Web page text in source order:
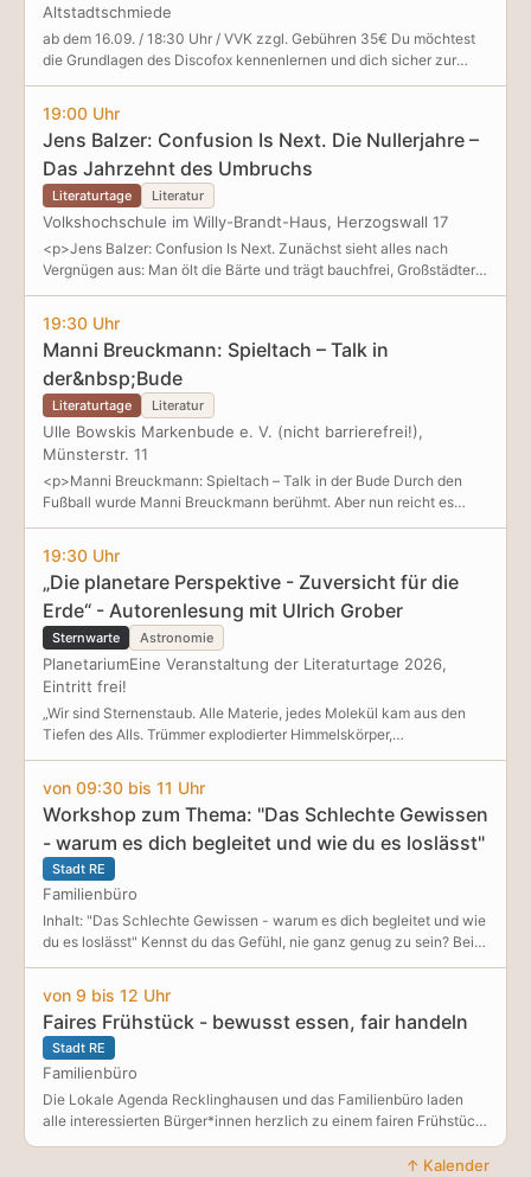
Altstadtschmiede
ab dem 16.09. / 18:30 Uhr / VVK zzgl. Gebühren 35€ Du möchtest
die Grundlagen des Discofox kennenlernen und dich sicher zur
Musik bewegen? Dann ist dieser Kurs genau das Richtige für dich!
In der Altstadtschmiede startet ein 10-teiliger Discofox-Kurs für
Anfänger*innen. Gemeinsam mit Tanzlehrer André lernst du Schritt
für Schritt die wichtigsten Grundschritte, einfache Figuren und das
sichere Führen und Folgen. Vorkenntnisse sind nicht erforderlich.
André verbindet seine Leidenschaft für Musik und Bewegung mit
viel Freude am Unterrichten. In entspannter Atmosphäre schafft er
einen Raum, in dem jede*r mitmachen, Neues ausprobieren und
einfach eine gute Zeit haben kann. Der Spaß am Tanzen steht
dabei immer im Vordergrund. Ob allein, mit Partner oder Partnerin,
alle sind herzlich willkommen. Die weiteren Termine: 16.09. 07.10.
21.10. 28.10. 04.11. 18.11. 02.12. 16.12. 06.01. 20.01
19:00 Uhr
Jens Balzer: Confusion Is Next. Die Nullerjahre –
Das Jahrzehnt des Umbruchs
Literaturtage Literatur
Volkshochschule im Willy-Brandt-Haus, Herzogswall 17
<p>Jens Balzer: Confusion Is Next. Zunächst sieht alles nach
Vergnügen aus: Man ölt die Bärte und trägt bauchfrei, Großstädter
zelebrieren den „Bionade-Biedermeier“, via Facebook werden
weltweite soziale Netzwerke geknüpft. In den Nullerjahren lebt der
Mensch des Westens die maximale Selbstbestimmun
19:30 Uhr
Manni Breuckmann: Spieltach – Talk in
der&nbsp;Bude
Literaturtage Literatur
Ulle Bowskis Markenbude e. V. (nicht barrierefrei!),
Münsterstr. 11
<p>Manni Breuckmann: Spieltach – Talk in der Bude Durch den
Fußball wurde Manni Breuckmann berühmt. Aber nun reicht es
auch, schreibt der Autor im Vorwort seines Buches „Alles außer
Fußball: Kolumnen mit Vollspann und Finesse“. Jetzt spricht er
lieber über Politik und Wirtschaft, auch über Kultur, a
19:30 Uhr
„Die planetare Perspektive - Zuversicht für die
Erde“ - Autorenlesung mit Ulrich Grober
Sternwarte Astronomie
PlanetariumEine Veranstaltung der Literaturtage 2026,
Eintritt frei!
„Wir sind Sternenstaub. Alle Materie, jedes Molekül kam aus den
Tiefen des Alls. Trümmer explodierter Himmelskörper,
geschmolzene Gesteine, glühende Metalle, überhitzte Gase und
Dämpfe ballten sich zu
von 09:30 bis 11 Uhr
Workshop zum Thema: "Das Schlechte Gewissen
- warum es dich begleitet und wie du es loslässt"
Stadt RE
Familienbüro
Inhalt: "Das Schlechte Gewissen - warum es dich begleitet und wie
du es loslässt" Kennst du das Gefühl, nie ganz genug zu sein? Bei
der Arbeit denkst du an dein Kind, bei deinem Kind an deine To-
Do's – und selbst Zeit für dich fühlt sich manchmal falsch an. Das
schlechte Gewissen ist ein ständiger Begleiter vieler Eltern. In
diesem Workshop gehen wir den Ursachen auf den Grund: Welche
inneren Überzeugungen stecken dahinter? Warum betrifft es Mütter
und Väter so häufig? Und was sagt es über unsere Werte aus? Du
erfährst, wie du dein schlechtes Gewissen besser verstehen und
lernen kannst, es leiser werden zu lassen – ohne deine
Verantwortung aus den Augen zu verlieren. Melde dich jetzt
kostenlos an – wir freuen uns auf dich! >>Hier geht es zur
von 9 bis 12 Uhr
Faires Frühstück - bewusst essen, fair handeln
Stadt RE
Familienbüro
Die Lokale Agenda Recklinghausen und das Familienbüro laden
alle interessierten Bürger*innen herzlich zu einem fairen Frühstück
ein. Fair Trade bedeutet fair gehandelt und sorgt somit für die
Einhaltung von Mindeststandards, wie faire Bezahlung für↑ Kalender